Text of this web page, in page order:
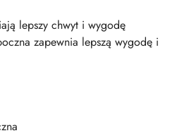
lepszy chwyt i wygodę
zapewnia lepszą wygodę i